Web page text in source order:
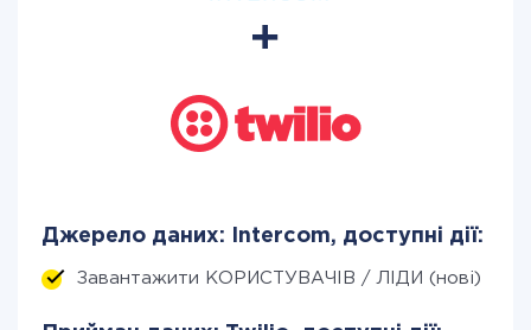
Джерело даних: Intercom, доступні дії:
Завантажити КОРИСТУВАЧІВ / ЛІДИ (нові)